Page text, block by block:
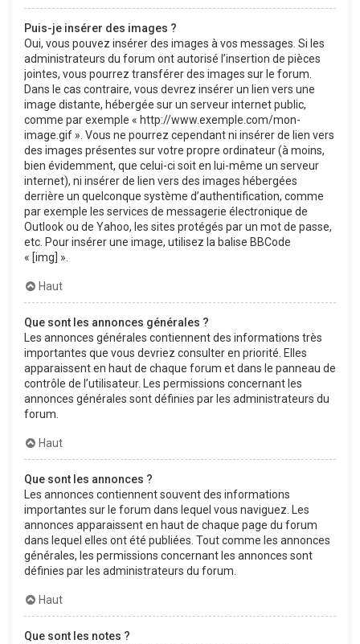
Puis-je insérer des images ?
Oui, vous pouvez insérer des images à vos messages. Si les
administrateurs du forum ont autorisé l’insertion de pièces
jointes, vous pourrez transférer des images sur le forum.
Dans le cas contraire, vous devrez insérer un lien vers une
image distante, hébergée sur un serveur internet public,
comme par exemple « http://www.exemple.com/mon-
image.gif ». Vous ne pourrez cependant ni insérer de lien vers
des images présentes sur votre propre ordinateur (à moins,
bien évidemment, que celui-ci soit en lui-même un serveur
internet), ni insérer de lien vers des images hébergées
derrière un quelconque système d’authentification, comme
par exemple les services de messagerie électronique de
Outlook ou de Yahoo, les sites protégés par un mot de passe,
etc. Pour insérer une image, utilisez la balise BBCode
« [img] ».
Haut
Que sont les annonces générales ?
Les annonces générales contiennent des informations très
importantes que vous devriez consulter en priorité. Elles
apparaissent en haut de chaque forum et dans le panneau de
contrôle de l’utilisateur. Les permissions concernant les
annonces générales sont définies par les administrateurs du
forum.
Haut
Que sont les annonces ?
Les annonces contiennent souvent des informations
importantes sur le forum dans lequel vous naviguez. Les
annonces apparaissent en haut de chaque page du forum
dans lequel elles ont été publiées. Tout comme les annonces
générales, les permissions concernant les annonces sont
définies par les administrateurs du forum.
Haut
Que sont les notes ?